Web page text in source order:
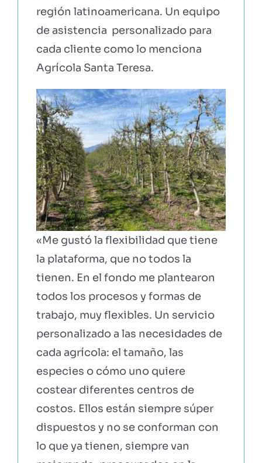
región latinoamericana. Un equipo
de asistencia personalizado para
cada cliente como lo menciona
Agrícola Santa Teresa.
«Me gustó la flexibilidad que tiene
la plataforma, que no todos la
tienen. En el fondo me plantearon
todos los procesos y formas de
trabajo, muy flexibles. Un servicio
personalizado a las necesidades de
cada agrícola: el tamaño, las
especies o cómo uno quiere
costear diferentes centros de
costos. Ellos están siempre súper
dispuestos y no se conforman con
lo que ya tienen, siempre van